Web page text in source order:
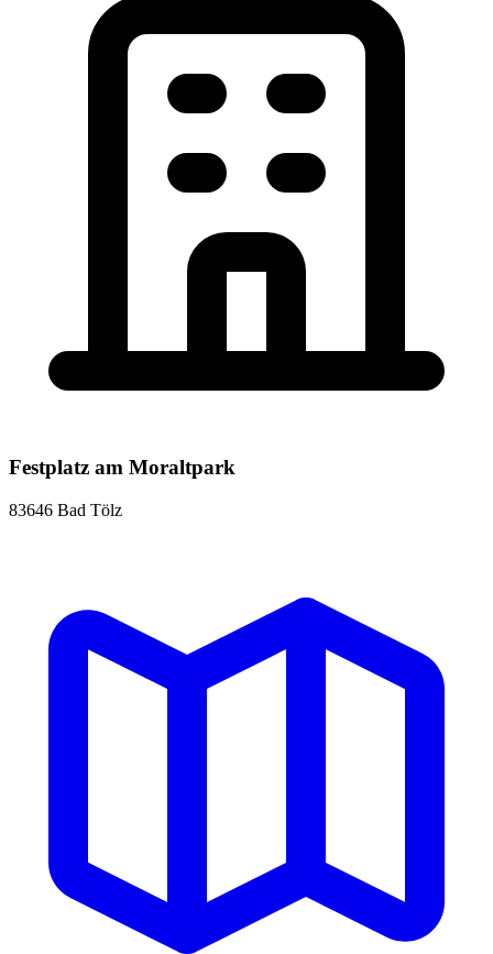
Festplatz am Moraltpark
83646 Bad Tölz